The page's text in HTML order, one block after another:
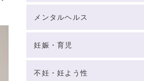
メンタルヘルス
妊娠・育児
不妊・妊よう性